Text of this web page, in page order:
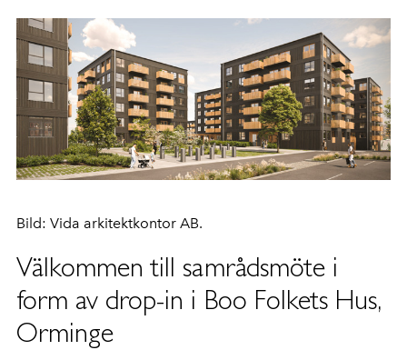
Bild: Vida arkitektkontor AB.
Välkommen till samrådsmöte i
form av drop-in i Boo Folkets Hus,
Orminge